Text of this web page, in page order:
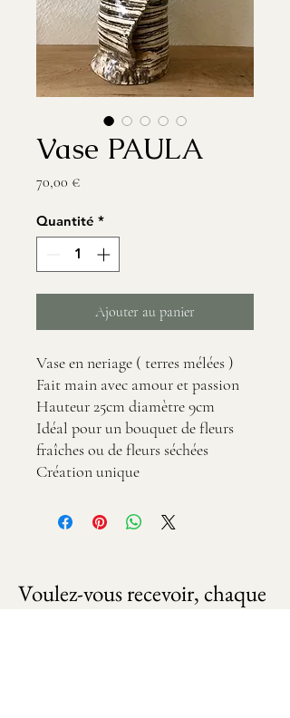
Vase PAULA
70,00 €Prix
Quantité *
Ajouter au panier
Vase en neriage ( terres mélées )
Fait main avec amour et passion
Hauteur 25cm diamètre 9cm
Idéal pour un bouquet de fleurs
fraîches ou de fleurs séchées
Création unique
Voulez-vous recevoir, chaque